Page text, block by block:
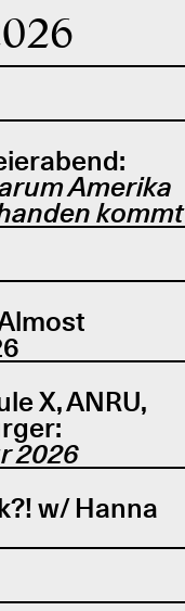
Amerika
kommt
X, ANRU,
2026
w/ Hanna